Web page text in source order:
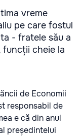
vreme
pe care fostul
- fratele său a
cheie la
de Economii
responsabil de
e că din anul
președintelui